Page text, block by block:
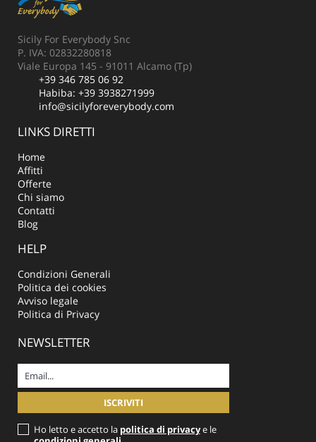
Sicily For Everybody Snc
P. IVA: 02832280818
Viale Europa 145 - 91011 Alcamo (Tp)
+39 346 785 06 92
Habiba: +39 3938271999
info@sicilyforeverybody.com
LINKS DIRETTI
Home
Affitti
Offerte
Chi siamo
Contatti
Blog
HELP
Condizioni Generali
Politica dei cookies
Avviso legale
Politica di Privacy
NEWSLETTER
Ho letto e accetto la politica di privacye le